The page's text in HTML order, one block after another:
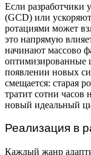
Если разработчики
(GCD) или
ротациями может
это напрямую
начинают массово
оптимизированные
появлении новых
смещается: старая
тратит сотни часов
новый идеальный
Реализация в
Каждый жанр